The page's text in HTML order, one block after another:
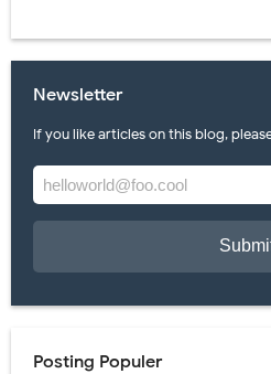
Newsletter
If you like articles on this blog,
Posting Populer